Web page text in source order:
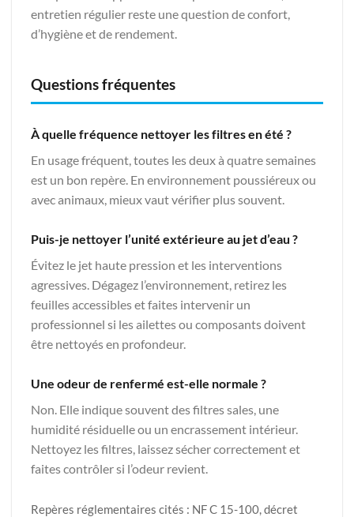
entretien régulier reste une question de confort,
d’hygiène et de rendement.
Questions fréquentes
À quelle fréquence nettoyer les filtres en été ?
En usage fréquent, toutes les deux à quatre semaines
est un bon repère. En environnement poussiéreux ou
avec animaux, mieux vaut vérifier plus souvent.
Puis-je nettoyer l’unité extérieure au jet d’eau ?
Évitez le jet haute pression et les interventions
agressives. Dégagez l’environnement, retirez les
feuilles accessibles et faites intervenir un
professionnel si les ailettes ou composants doivent
être nettoyés en profondeur.
Une odeur de renfermé est-elle normale ?
Non. Elle indique souvent des filtres sales, une
humidité résiduelle ou un encrassement intérieur.
Nettoyez les filtres, laissez sécher correctement et
faites contrôler si l’odeur revient.
Repères réglementaires cités : NF C 15-100, décret